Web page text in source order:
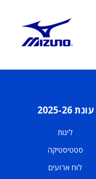
עונת 2025-26
ליגות
סטטיסטיקה
לוח ארועים